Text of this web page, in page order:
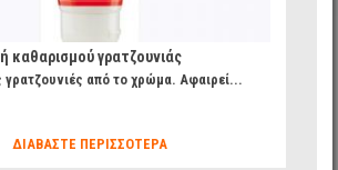
καθαρισμού γρατζουνιάς
γρατζουνιές από το χρώμα. Αφαιρεί...
ΔΙΑΒΆΣΤΕ ΠΕΡΙΣΣΌΤΕΡΑ